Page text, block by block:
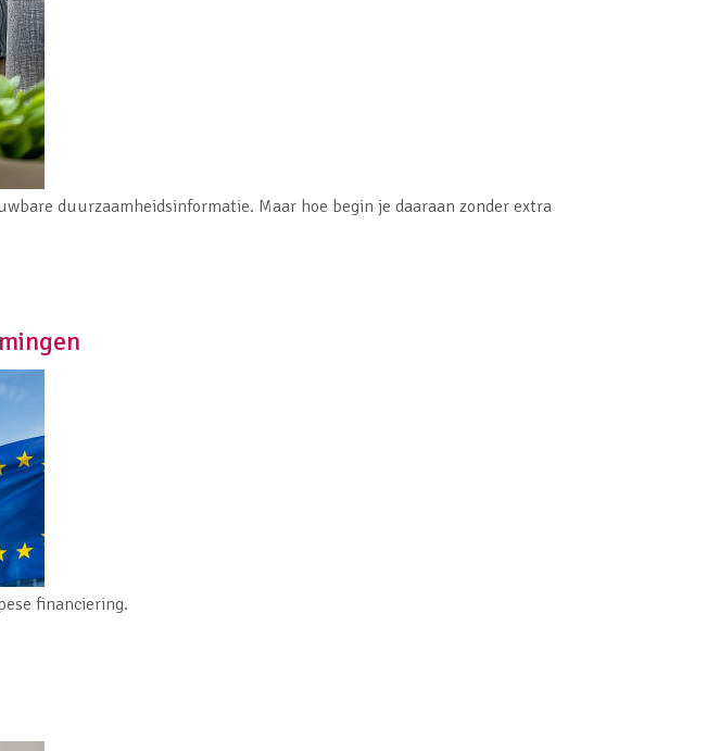
duurzaamheidsinformatie. Maar hoe begin je daaraan zonder extra
financiering.